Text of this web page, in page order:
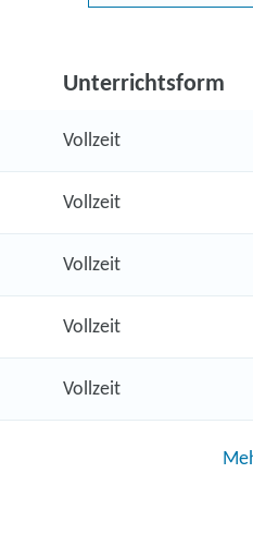
Unterrichtsform
Vollzeit
Vollzeit
Vollzeit
Vollzeit
Vollzeit